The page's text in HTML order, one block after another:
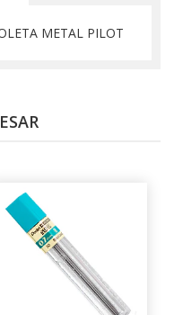
METAL PILOT